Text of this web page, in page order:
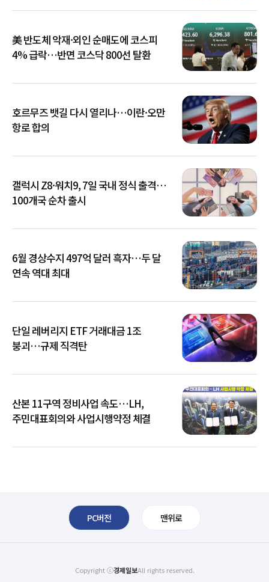
美 반도체 악재·외인 순매도에 코스피
4% 급락…반면 코스닥 800선 탈환
호르무즈 뱃길 다시 열리나…이란·오만
항로 합의
갤럭시 Z8·워치9, 7일 국내 정식 출격…
100개국 순차 출시
6월 경상수지 497억 달러 흑자…두 달
연속 역대 최대
단일 레버리지 ETF 거래대금 1조
붕괴…규제 직격탄
산본 11구역 정비사업 속도…LH,
주민대표회의와 사업시행약정 체결
PC버전 맨위로
Copyright ⓒ경제일보All rights reserved.